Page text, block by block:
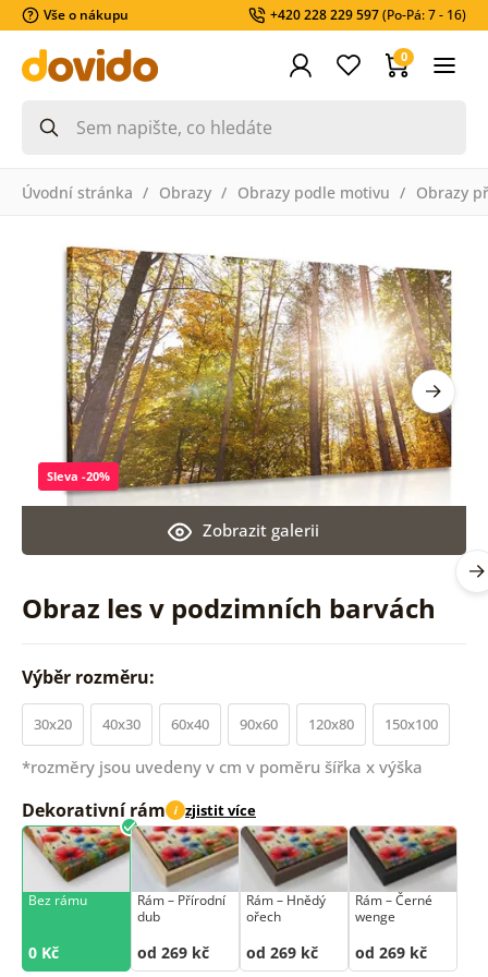
Vše o nákupu +420 228 229 597(Po-Pá: 7 - 16)
0
Úvodní stránka Obrazy Obrazy podle motivu Obrazy
Obraz les v podzimních barvách
Zobrazit galerii
Sleva -20%
Výběr rozměru:
30x20 40x30 60x40 90x60 120x80 150x100
*rozměry jsou uvedeny v cm v poměru šířka x výška
Dekorativní rám i zjistit více
Bez rámu
0 Kč
Rám –⁠⁠⁠⁠⁠⁠ Přírodní
dub
od 269 kč
Rám –⁠⁠⁠⁠⁠⁠ Hnědý
ořech
od 269 kč
Rám –⁠⁠⁠⁠⁠⁠ Černé
wenge
od 269 kč